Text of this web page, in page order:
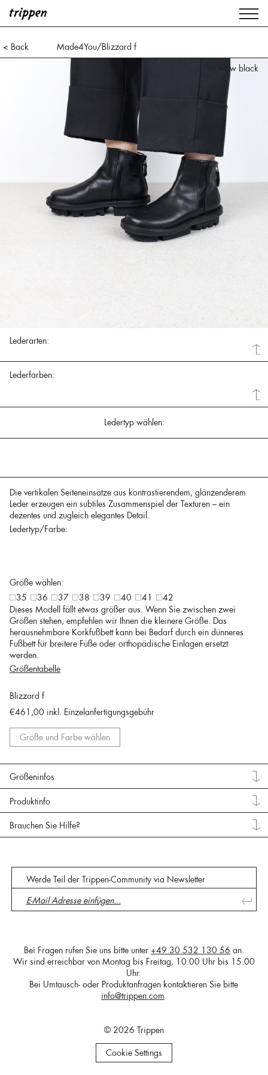
< Back
Made4You/Blizzard f
waw black
Lederarten:
Lederfarben:
Ledertyp wählen:
Die vertikalen Seiteneinsätze aus kontrastierendem, glänzenderem
Leder erzeugen ein subtiles Zusammenspiel der Texturen – ein
dezentes und zugleich elegantes Detail.
Ledertyp/Farbe:
Größe wählen:
35
36 37 38 39 40 41
42
Dieses Modell fällt etwas größer aus. Wenn Sie zwischen zwei
Größen stehen, empfehlen wir Ihnen die kleinere Größe. Das
herausnehmbare Korkfußbett kann bei Bedarf durch ein dünneres
Fußbett für breitere Füße oder orthopädische Einlagen ersetzt
werden.
Größentabelle
Blizzard f
€461,00 inkl. Einzelanfertigungsgebühr
Größe und Farbe wählen
Größeninfos
Produktinfo
Brauchen Sie Hilfe?
Werde Teil der Trippen-Community via Newsletter
Bei Fragen rufen Sie uns bitte unter +49 30 532 130 56 an.
Wir sind erreichbar von Montag bis Freitag, 10.00 Uhr bis 15.00
Uhr.
Bei Umtausch- oder Produktanfragen kontaktieren Sie bitte
info@trippen.com.
© 2026 Trippen
Cookie Settings